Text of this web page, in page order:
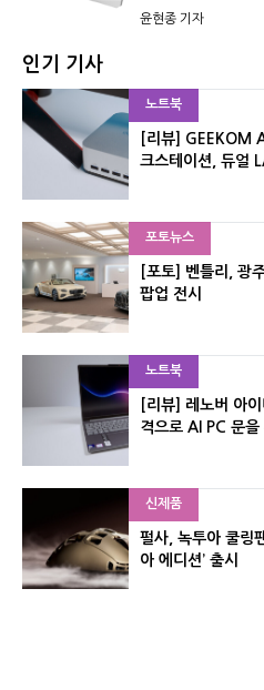
윤현종 기자
인기 기사
노트북
[리뷰] GEEKOM
크스테이션, 듀얼
포토뉴스
[포토] 벤틀리, 광
팝업 전시
노트북
[리뷰] 레노버 아
격으로 AI PC 문을
신제품
펄사, 녹투아 쿨링
아 에디션’ 출시